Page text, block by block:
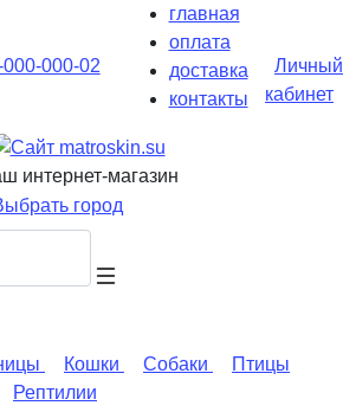
000-02
главная
оплата
доставка
контакты
Личный
кабинет
интернет-магазин
Кошки Собаки
Птицы
Рептилии